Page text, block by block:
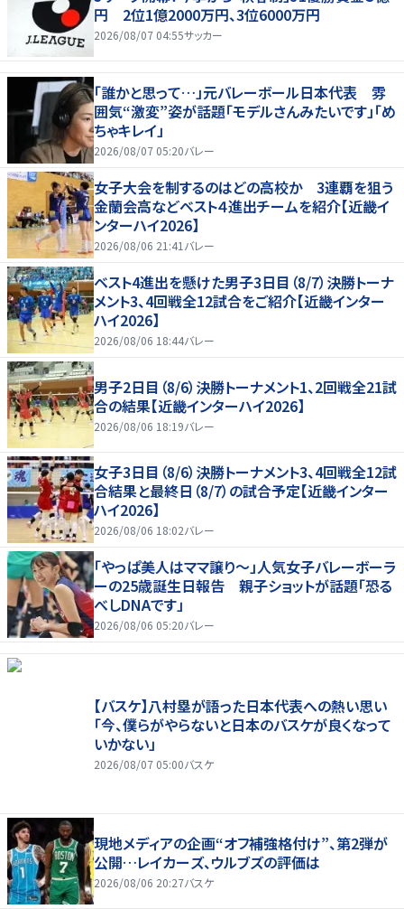
円 2位1億2000万円、3位6000万円
2026/08/07 04:55サッカー
「誰かと思って…」元バレーボール日本代表 雰
囲気“激変”姿が話題「モデルさんみたいです」「め
ちゃキレイ」
2026/08/07 05:20バレー
女子大会を制するのはどの高校か 3連覇を狙う
金蘭会高などベスト４進出チームを紹介【近畿イ
ンターハイ2026】
2026/08/06 21:41 バレー
ベスト4進出を懸けた男子3日目（8/7）決勝トーナ
メント3、4回戦全12試合をご紹介【近畿インター
ハイ2026】
2026/08/06 18:44バレー
男子2日目（8/6）決勝トーナメント1、2回戦全21試
合の結果【近畿インターハイ2026】
2026/08/06 18:19バレー
女子3日目（8/6）決勝トーナメント3、4回戦全12試
合結果と最終日（8/7）の試合予定【近畿インター
ハイ2026】
2026/08/06 18:02バレー
「やっぱ美人はママ譲り～」人気女子バレーボーラ
ーの25歳誕生日報告 親子ショットが話題「恐る
べしDNAです」
2026/08/06 05:20バレー
【バスケ】八村塁が語った日本代表への熱い思い
「今、僕らがやらないと日本のバスケが良くなって
いかない」
2026/08/07 05:00バスケ
現地メディアの企画“オフ補強格付け”、第2弾が
公開…レイカーズ、ウルブズの評価は
2026/08/06 20:27バスケ